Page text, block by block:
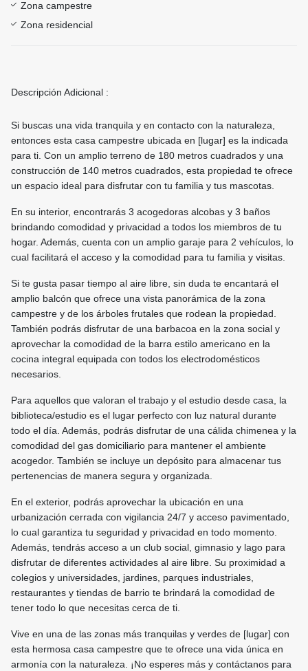
Zona campestre
Zona residencial
Descripción Adicional :
Si buscas una vida tranquila y en contacto con la naturaleza,
entonces esta casa campestre ubicada en [lugar] es la indicada
para ti. Con un amplio terreno de 180 metros cuadrados y una
construcción de 140 metros cuadrados, esta propiedad te ofrece
un espacio ideal para disfrutar con tu familia y tus mascotas.
En su interior, encontrarás 3 acogedoras alcobas y 3 baños
brindando comodidad y privacidad a todos los miembros de tu
hogar. Además, cuenta con un amplio garaje para 2 vehículos, lo
cual facilitará el acceso y la comodidad para tu familia y visitas.
Si te gusta pasar tiempo al aire libre, sin duda te encantará el
amplio balcón que ofrece una vista panorámica de la zona
campestre y de los árboles frutales que rodean la propiedad.
También podrás disfrutar de una barbacoa en la zona social y
aprovechar la comodidad de la barra estilo americano en la
cocina integral equipada con todos los electrodomésticos
necesarios.
Para aquellos que valoran el trabajo y el estudio desde casa, la
biblioteca/estudio es el lugar perfecto con luz natural durante
todo el día. Además, podrás disfrutar de una cálida chimenea y la
comodidad del gas domiciliario para mantener el ambiente
acogedor. También se incluye un depósito para almacenar tus
pertenencias de manera segura y organizada.
En el exterior, podrás aprovechar la ubicación en una
urbanización cerrada con vigilancia 24/7 y acceso pavimentado,
lo cual garantiza tu seguridad y privacidad en todo momento.
Además, tendrás acceso a un club social, gimnasio y lago para
disfrutar de diferentes actividades al aire libre. Su proximidad a
colegios y universidades, jardines, parques industriales,
restaurantes y tiendas de barrio te brindará la comodidad de
tener todo lo que necesitas cerca de ti.
Vive en una de las zonas más tranquilas y verdes de [lugar] con
esta hermosa casa campestre que te ofrece una vida única en
armonía con la naturaleza. ¡No esperes más y contáctanos para